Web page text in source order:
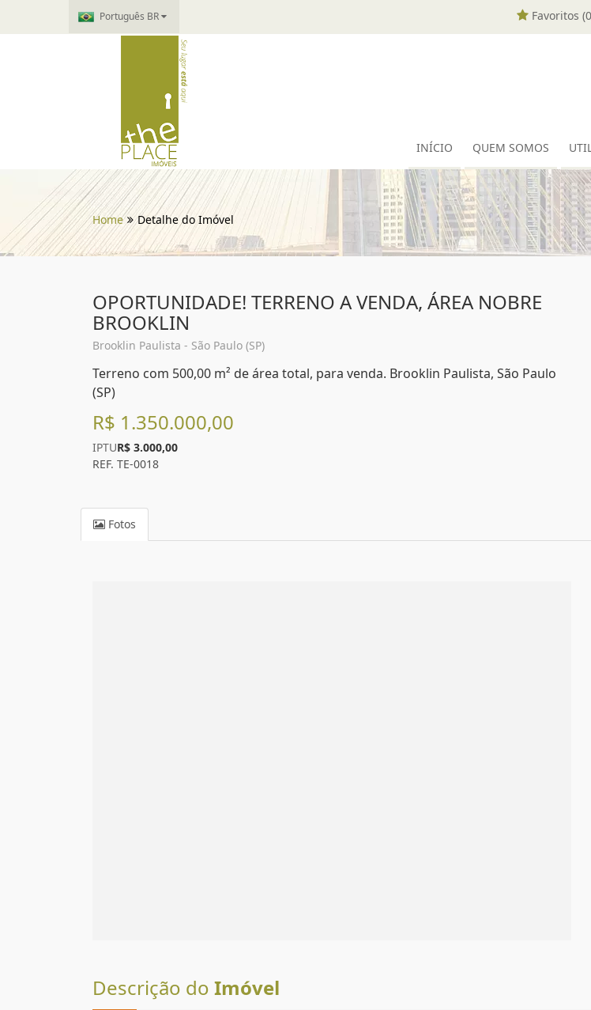
Português BR Favoritos (0
INÍCIO QUEM SOMOS
Home Detalhe do Imóvel
OPORTUNIDADE! TERRENO A VENDA, ÁREA NOBRE
BROOKLIN
Brooklin Paulista - São Paulo (SP)
Terreno com 500,00 m² de área total, para venda. Brooklin Paulista, São Paulo
(SP)
R$ 1.350.000,00
IPTUR$ 3.000,00
REF. TE-0018
Fotos
Descrição do Imóvel